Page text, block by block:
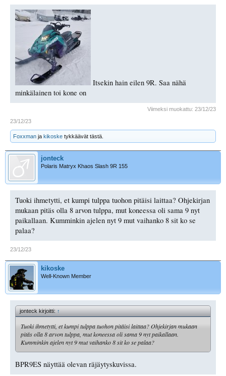
Itsekin hain eilen 9R. Saa nähä
minkälainen toi kone on
Viimeksi muokattu: 23/12/23
23/12/23
Foxxman ja kikoske tykkäävät tästä.
jonteck
Polaris Matryx Khaos Slash 9R 155
Tuoki ihmetytti, et kumpi tulppa tuohon pitäisi laittaa? Ohjekirjan
mukaan pitäs olla 8 arvon tulppa, mut koneessa oli sama 9 nyt
paikallaan. Kumminkin ajelen nyt 9 mut vaihanko 8 sit ko se
palaa?
23/12/23
kikoske
Well-Known Member
jonteck kirjoitti:↑
Tuoki ihmetytti, et kumpi tulppa tuohon pitäisi laittaa? Ohjekirjan mukaan
pitäs olla 8 arvon tulppa, mut koneessa oli sama 9 nyt paikallaan.
Kumminkin ajelen nyt 9 mut vaihanko 8 sit ko se palaa?
BPR9ES näyttää olevan räjäytyskuvissa.